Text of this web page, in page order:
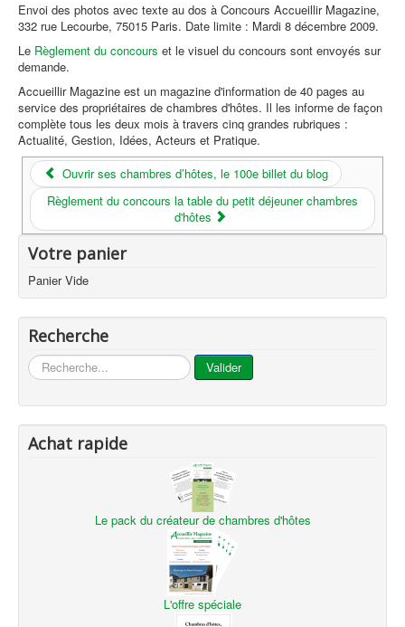
Envoi des photos avec texte au dos à Concours Accueillir Magazine,
332 rue Lecourbe, 75015 Paris. Date limite : Mardi 8 décembre 2009.
Le Règlement du concours et le visuel du concours sont envoyés sur
demande.
Accueillir Magazine est un magazine d'information de 40 pages au
service des propriétaires de chambres d'hôtes. Il les informe de façon
complète tous les deux mois à travers cinq grandes rubriques :
Actualité, Gestion, Idées, Acteurs et Pratique.
Ouvrir ses chambres d’hôtes, le 100e billet du blog
Règlement du concours la table du petit déjeuner chambres
d'hôtes
Votre panier
Panier Vide
Recherche
... Valider
Achat rapide
Le pack du créateur de chambres d'hôtes
L'offre spéciale